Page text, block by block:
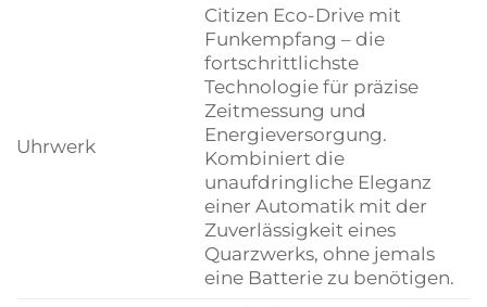
Uhrwerk
Citizen Eco-Drive mit
Funkempfang – die
fortschrittlichste
Technologie für präzise
Zeitmessung und
Energieversorgung.
Kombiniert die
unaufdringliche Eleganz
einer Automatik mit der
Zuverlässigkeit eines
Quarzwerks, ohne jemals
eine Batterie zu benötigen.